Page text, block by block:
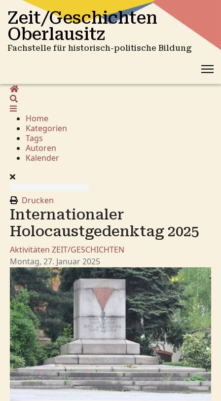
Zeit/Geschichten
Oberlausitz
Fachstelle für historisch-politische Bildung
Home
Home
Kategorien
Tags
Autoren
Kalender
Drucken
Internationaler
Holocaustgedenktag 2025
Aktivitäten ZEIT/GESCHICHTEN
Montag, 27. Januar 2025